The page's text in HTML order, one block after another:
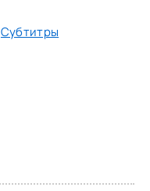
Субтитры